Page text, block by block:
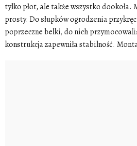
tylkopłot, ale także wszystko dookoła.
prosty. Do słupkówogrodzenia
poprzecznebelki, do nich
konstrukcjazapewniła stabilność.